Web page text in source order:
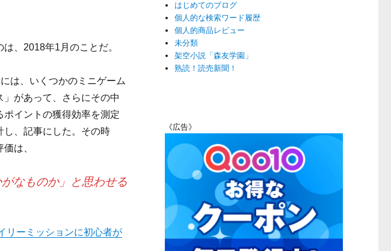
、2018年1月のことだ。
は、いくつかのミニゲーム
があって、さらにその中
イントの獲得効率を測定
し、記事にした。その時
は、
なものか」と思わせる
リーミッションに初心者が
はじめてのブログ
個人的な検索ワード履歴
個人的商品レビュー
未分類
架空小説「森友学園」
熟読！読売新聞！
《広告》